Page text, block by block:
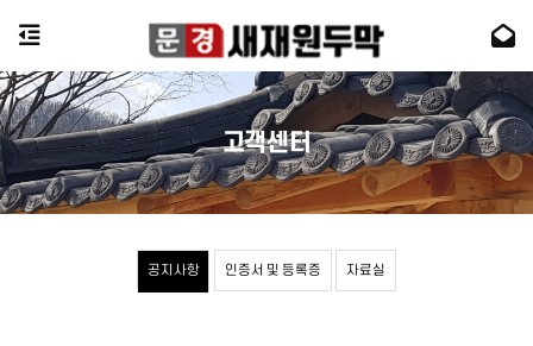
공지사항 인증서 및 등록증 자료실
고객센터